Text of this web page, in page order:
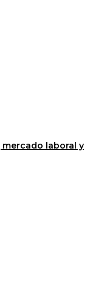
laboral y